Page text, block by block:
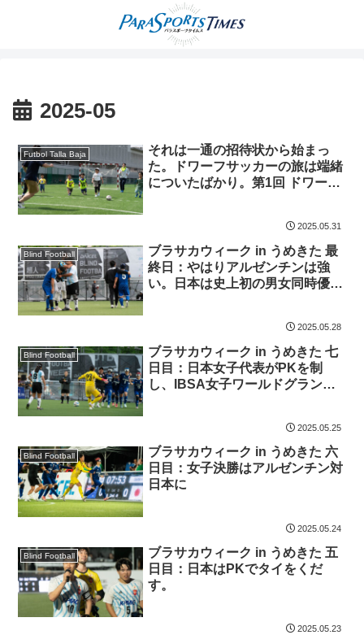
2025-05
Futbol Talla Baja
それは一通の招待状から始まっ
た。ドワーフサッカーの旅は端緒
についたばかり。第1回 ドワーフ
2025.05.31
Blind Football
ブラサカウィーク in うめきた 最
終日：やはりアルゼンチンは強
い。日本は史上初の男女同時優勝
2025.05.28
Blind Football
ブラサカウィーク in うめきた 七
日目：日本女子代表がPKを制
し、IBSA女子ワールドグランプ
2025.05.25
Blind Football
ブラサカウィーク in うめきた 六
日目：女子決勝はアルゼンチン対
日本に
2025.05.24
Blind Football
ブラサカウィーク in うめきた 五
日目：日本はPKでタイをくだ
す。
2025.05.23